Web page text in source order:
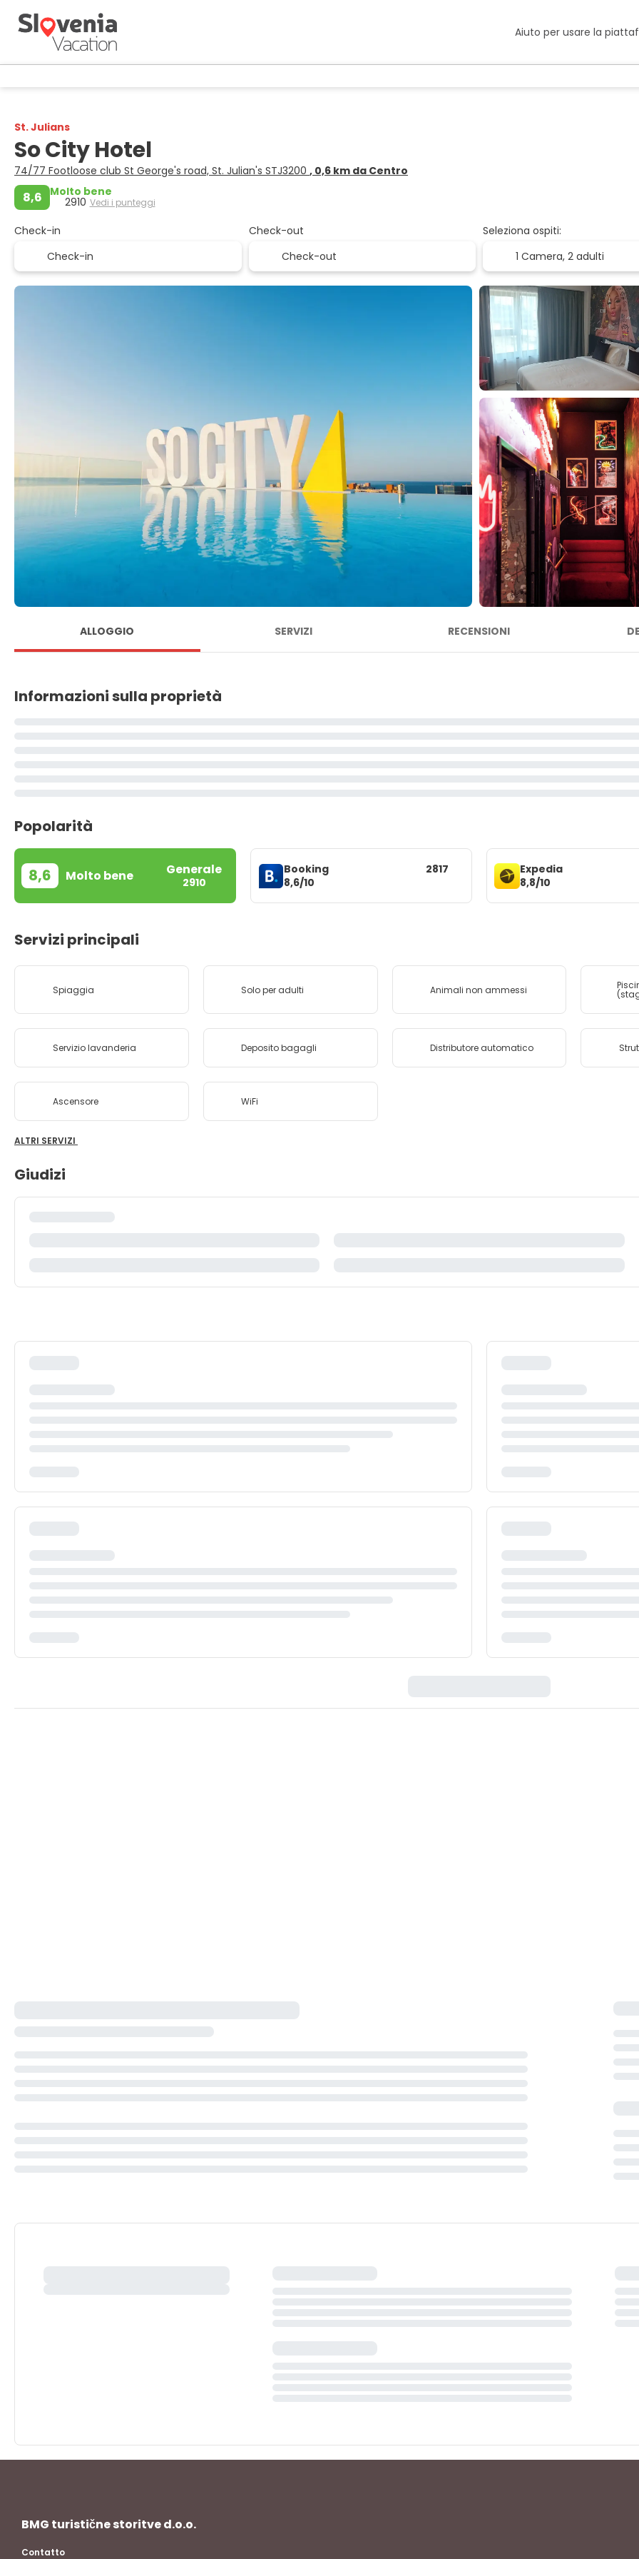
Aiuto per usare la
St. Julians
So City Hotel
74/77 Footloose club St George's road, St. Julian's STJ3200 , 0,6 km da Centro
8,6 Molto bene
2910 Vedi i punteggi
Check-in Check-out
Seleziona ospiti:
1 Camera, 2 adulti
ALLOGGIO SERVIZI RECENSIONI
Informazioni sulla proprietà
Popolarità
8,6 Molto bene Generale
2910
Booking
8,6/10
2817
Expedia
8,8/10
Servizi principali
Spiaggia Solo per adulti Animali non ammessi
Servizio lavanderia Deposito bagagli Distributore automatico
Ascensore WiFi
ALTRI SERVIZI
Giudizi
BMG turistične storitve d.o.o.
Contatto